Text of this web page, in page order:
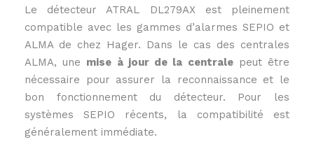
Le détecteur ATRAL DL279AX est pleinement
compatible avec les gammes d’alarmes SEPIO et
ALMA de chez Hager. Dans le cas des centrales
ALMA, une mise à jour de la centralepeut être
nécessaire pour assurer la reconnaissance et le
bon fonctionnement du détecteur. Pour les
systèmes SEPIO récents, la compatibilité est
généralement immédiate.